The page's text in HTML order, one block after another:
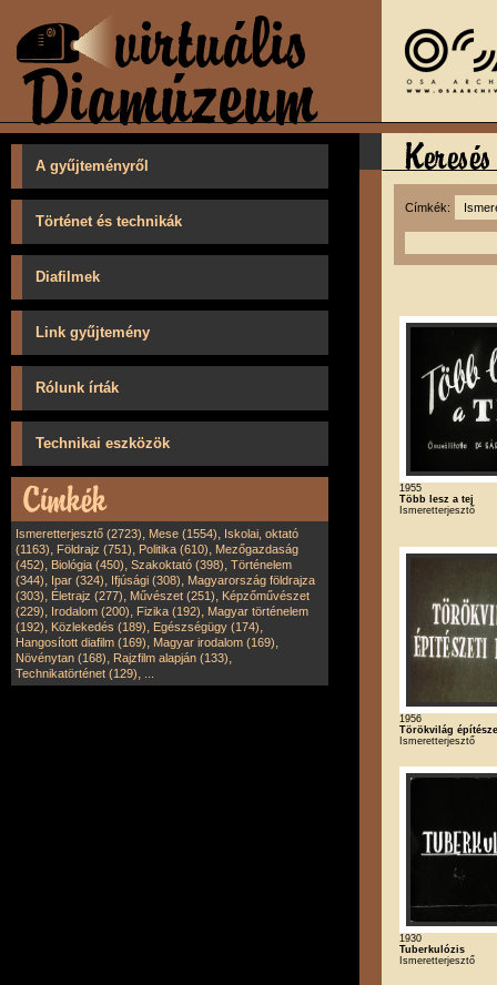
A gyűjteményről
Történet és technikák
Diafilmek
Link gyűjtemény
Rólunk írták
Technikai eszközök
Ismeretterjesztő (2723), Mese (1554), Iskolai, oktató
(1163), Földrajz (751), Politika (610), Mezőgazdaság
(452), Biológia (450), Szakoktató (398), Történelem
(344), Ipar (324), Ifjúsági (308), Magyarország földrajza
(303), Életrajz (277), Művészet (251), Képzőművészet
(229), Irodalom (200), Fizika (192), Magyar történelem
(192), Közlekedés (189), Egészségügy (174),
Hangosított diafilm (169), Magyar irodalom (169),
Növénytan (168), Rajzfilm alapján (133),
Technikatörténet (129),
Címkék:
1955
Több lesz a tej
Ismeretterjesztő
1956
Törökvilág
Ismeretterjesztő
1930
Tuberkulózis
Ismeretterjesztő